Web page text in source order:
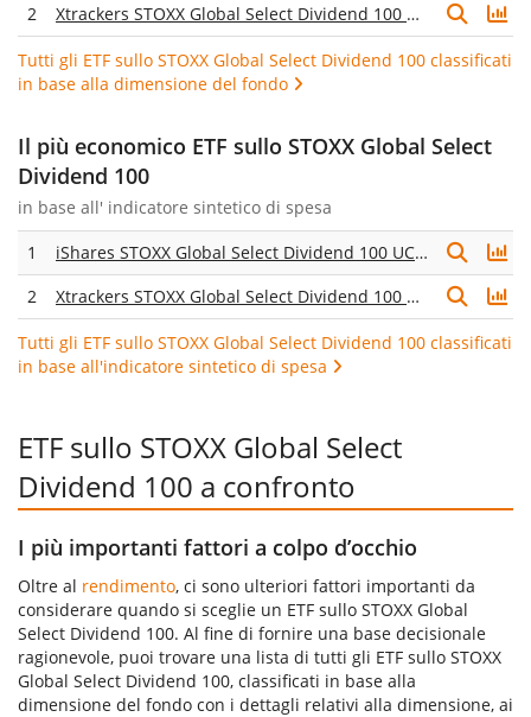
2
Xtrackers STOXX Global Select Dividend 100 Swap UCITS ETF 1D
Tutti gli ETF sullo STOXX Global Select Dividend 100 classificati
in base alla dimensione del fondo
Il più economico ETF sullo STOXX Global Select
Dividend 100
in base all' indicatore sintetico di spesa
1 iShares STOXX Global Select Dividend 100 UCITS ETF (DE)
2
Xtrackers STOXX Global Select Dividend 100 Swap UCITS ETF 1D
Tutti gli ETF sullo STOXX Global Select Dividend 100 classificati
in base all'indicatore sintetico di spesa
ETF sullo STOXX Global Select
Dividend 100 a confronto
I più importanti fattori a colpo d’occhio
Oltre al rendimento, ci sono ulteriori fattori importanti da
considerare quando si sceglie un ETF sullo STOXX Global
Select Dividend 100. Al fine di fornire una base decisionale
ragionevole, puoi trovare una lista di tutti gli ETF sullo STOXX
Global Select Dividend 100, classificati in base alla
dimensione del fondo con i dettagli relativi alla dimensione, ai